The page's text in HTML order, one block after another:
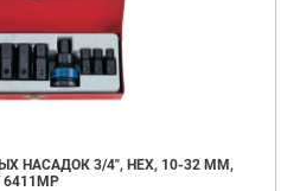
НАСАДОК 3/4", HEX, 10-32 ММ,
6411MP